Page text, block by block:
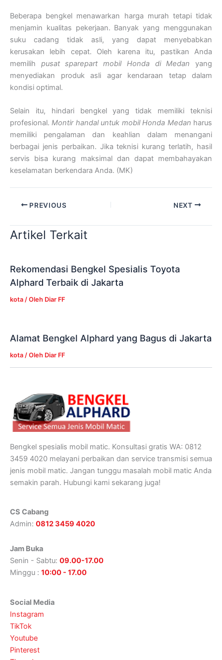
Beberapa bengkel menawarkan harga murah tetapi tidak
menjamin kualitas pekerjaan. Banyak yang menggunakan
suku cadang tidak asli, yang dapat menyebabkan
kerusakan lebih cepat. Oleh karena itu, pastikan Anda
memilih pusat sparepart mobil Honda di Medan yang
menyediakan produk asli agar kendaraan tetap dalam
kondisi optimal.
Selain itu, hindari bengkel yang tidak memiliki teknisi
profesional.Montir handal untuk mobil Honda Medan harus
memiliki pengalaman dan keahlian dalam menangani
berbagai jenis perbaikan. Jika teknisi kurang terlatih, hasil
servis bisa kurang maksimal dan dapat membahayakan
keselamatan berkendara Anda. (MK)
PREVIOUS NEXT
Artikel Terkait
Rekomendasi Bengkel Spesialis Toyota
Alphard Terbaik di Jakarta
kota / Oleh Diar FF
Alamat Bengkel Alphard yang Bagus di Jakarta
kota / Oleh Diar FF
Bengkel spesialis mobil matic. Konsultasi gratis WA: 0812
3459 4020 melayani perbaikan dan service transmisi semua
jenis mobil matic. Jangan tunggu masalah mobil matic Anda
semakin parah. Hubungi kami sekarang juga!
CS Cabang
Admin: 0812 3459 4020
Jam Buka
Senin - Sabtu: 09.00-17.00
Minggu : 10:00 - 17.00
Social Media
Instagram
TikTok
Youtube
Pinterest